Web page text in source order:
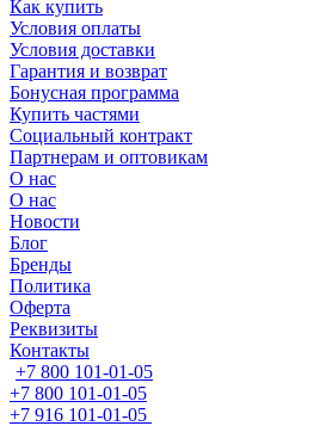
Как купить
Условия оплаты
Условия доставки
Гарантия и возврат
Бонусная программа
Купить частями
Социальный контракт
Партнерам и оптовикам
О нас
О нас
Новости
Блог
Бренды
Политика
Оферта
Реквизиты
Контакты
+7 800 101-01-05
+7 800 101-01-05
+7 916 101-01-05